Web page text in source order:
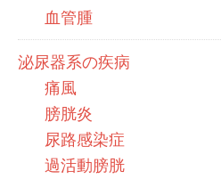
血管腫
泌尿器系の疾病
痛風
膀胱炎
尿路感染症
過活動膀胱